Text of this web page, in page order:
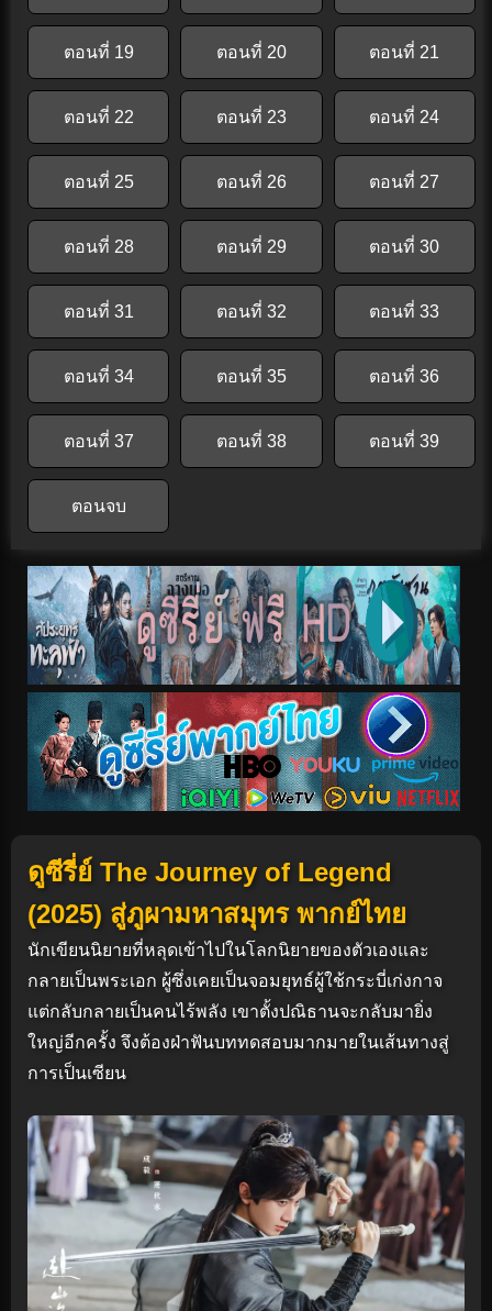
ตอนที่ 19 ตอนที่ 20 ตอนที่ 21
ตอนที่ 22 ตอนที่ 23 ตอนที่ 24
ตอนที่ 25 ตอนที่ 26 ตอนที่ 27
ตอนที่ 28 ตอนที่ 29 ตอนที่ 30
ตอนที่ 31 ตอนที่ 32 ตอนที่ 33
ตอนที่ 34 ตอนที่ 35 ตอนที่ 36
ตอนที่ 37 ตอนที่ 38 ตอนที่ 39
ตอนจบ
ดูซีรี่ย์ The Journey of Legend
(2025) สู่ภูผามหาสมุทร พากย์ไทย
นักเขียนนิยายที่หลุดเข้าไปในโลกนิยายของตัวเองและ
กลายเป็นพระเอก ผู้ซึ่งเคยเป็นจอมยุทธ์ผู้ใช้กระบี่เก่งกาจ
แต่กลับกลายเป็นคนไร้พลัง เขาตั้งปณิธานจะกลับมายิ่ง
ใหญ่อีกครั้ง จึงต้องฝ่าฟันบททดสอบมากมายในเส้นทางสู่
การเป็นเซียน